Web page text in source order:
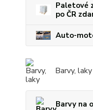
Paletové
po ČR
Auto-
Barvy, laky
Barvy na